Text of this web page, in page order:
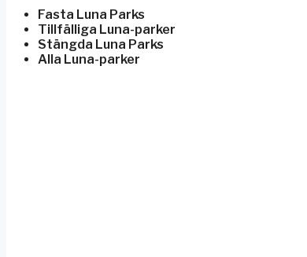
Fasta Luna Parks
Tillfälliga Luna-parker
Stängda Luna Parks
Alla Luna-parker